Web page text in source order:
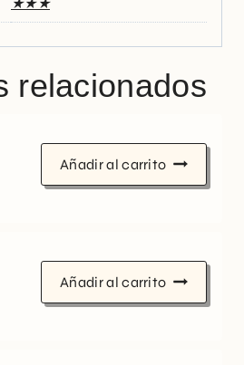
relacionados
Añadir al carrito
Añadir al carrito